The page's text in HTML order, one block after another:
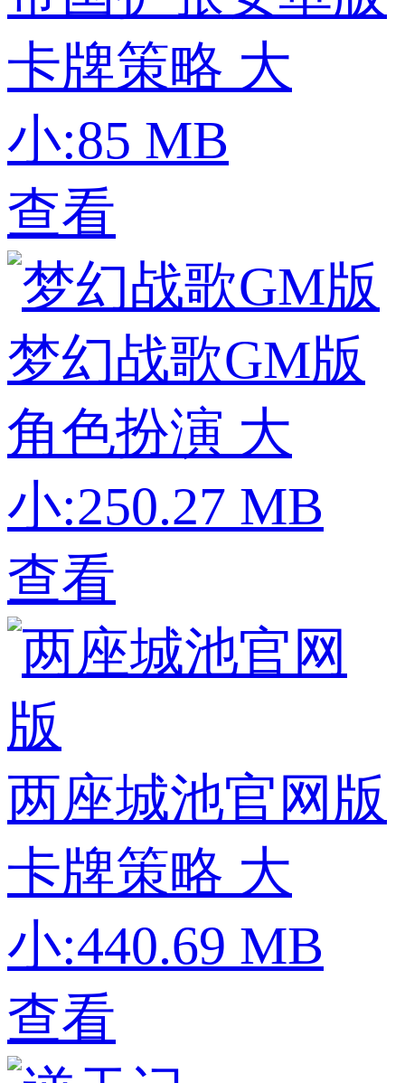
卡牌策略 大
小:85 MB
查看
梦幻战歌GM版
角色扮演 大
小:250.27 MB
查看
两座城池官网版
卡牌策略 大
小:440.69 MB
查看